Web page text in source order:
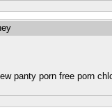
panty porn free porn